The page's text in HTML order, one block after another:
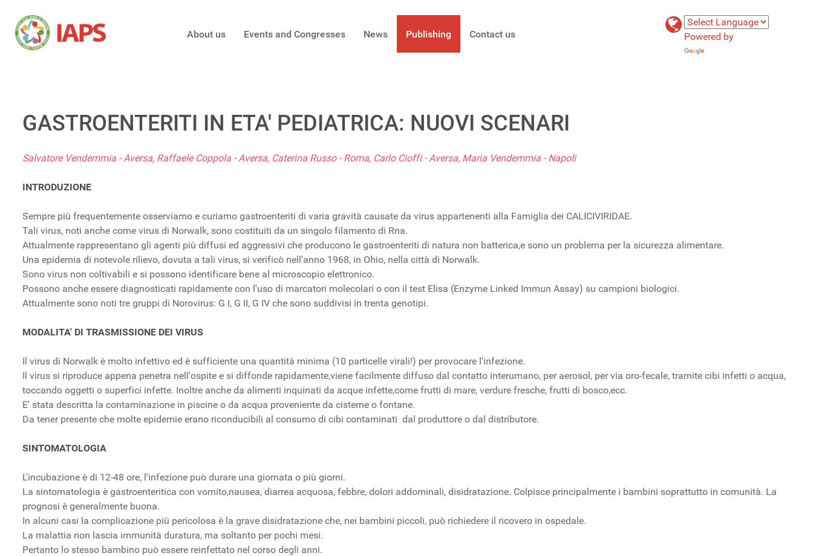
About us Events and Congresses News Publishing Contact us
Powered by
GASTROENTERITI IN ETA' PEDIATRICA: NUOVI SCENARI
Salvatore Vendemmia - Aversa, Raffaele Coppola - Aversa, Caterina Russo - Roma, Carlo Cioffi - Aversa, Maria Vendemmia - Napoli
INTRODUZIONE
Sempre più frequentemente osserviamo e curiamo gastroenteriti di varia gravità causate da virus appartenenti alla Famiglia dei CALICIVIRIDAE.
Tali virus, noti anche come virus di Norwalk, sono costituiti da un singolo filamento di Rna.
Attualmente rappresentano gli agenti più diffusi ed aggressivi che producono le gastroenteriti di natura non batterica,e sono un problema per la sicurezza alimentare.
Una epidemia di notevole rilievo, dovuta a tali virus, si verificò nell'anno 1968, in Ohio, nella città di Norwalk.
Sono virus non coltivabili e si possono identificare bene al microscopio elettronico.
Possono anche essere diagnosticati rapidamente con l'uso di marcatori molecolari o con il test Elisa (Enzyme Linked Immun Assay) su campioni biologici.
Attualmente sono noti tre gruppi di Norovirus: G I, G II, G IV che sono suddivisi in trenta genotipi.
MODALITA' DI TRASMISSIONE DEI VIRUS
Il virus di Norwalk è molto infettivo ed è sufficiente una quantità minima (10 particelle virali!) per provocare l'infezione.
Il virus si riproduce appena penetra nell'ospite e si diffonde rapidamente,viene facilmente diffuso dal contatto interumano, per aerosol, per via oro-fecale, tramite cibi infetti o acqua,
toccando oggetti o superfici infette. Inoltre anche da alimenti inquinati da acque infette,come frutti di mare, verdure fresche, frutti di bosco,ecc.
E' stata descritta la contaminazione in piscine o da acqua proveniente da cisterne o fontane.
Da tener presente che molte epidemie erano riconducibili al consumo di cibi contaminati dal produttore o dal distributore.
SINTOMATOLOGIA
L'incubazione è di 12-48 ore, l'infezione può durare una giornata o più giorni.
La sintomatologia è gastroenteritica con vomito,nausea, diarrea acquosa, febbre, dolori addominali, disidratazione. Colpisce principalmente i bambini soprattutto in comunità. La
prognosi è generalmente buona.
In alcuni casi la complicazione più pericolosa è la grave disidratazione che, nei bambini piccoli, può richiedere il ricovero in ospedale.
La malattia non lascia immunità duratura, ma soltanto per pochi mesi.
Pertanto lo stesso bambino può essere reinfettato nel corso degli anni.